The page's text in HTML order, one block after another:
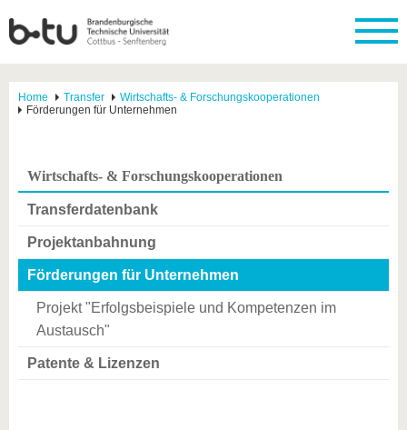
Home Transfer
Wirtschafts- & Forschungskooperationen
Förderungen für Unternehmen
Wirtschafts- & Forschungskooperationen
Transferdatenbank
Projektanbahnung
Förderungen für Unternehmen
Projekt "Erfolgsbeispiele und Kompetenzen im
Austausch"
Patente & Lizenzen